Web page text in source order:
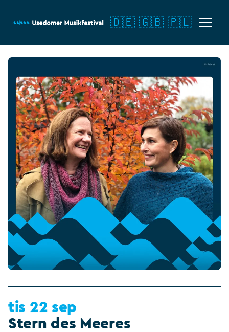
🇩🇪 🇬🇧 🇵🇱
tis 22 sep
Stern des Meeres